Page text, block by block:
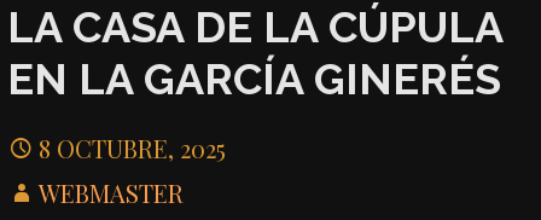
LA CASA DE LA CÚPULA
EN LA GARCÍA GINERÉS
8 OCTUBRE, 2025
WEBMASTER